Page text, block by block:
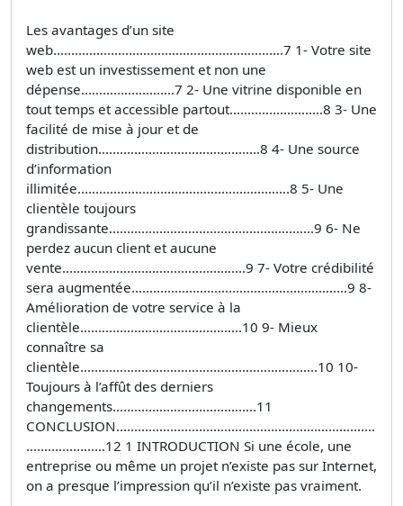
Les avantages d’un site
web................................................................7 1- Votre site
web est un investissement et non une
dépense..........................7 2- Une vitrine disponible en
tout temps et accessible partout..........................8 3- Une
facilité de mise à jour et de
distribution.............................................8 4- Une source
d’information
illimitée...........................................................8 5- Une
clientèle toujours
grandissante.........................................................9 6- Ne
perdez aucun client et aucune
vente...................................................9 7- Votre crédibilité
sera augmentée............................................................9 8-
Amélioration de votre service à la
clientèle.............................................10 9- Mieux
connaître sa
clientèle..................................................................10 10-
Toujours à l’affût des derniers
changements........................................11
CONCLUSION........................................................................
......................12 1 INTRODUCTION Si une école, une
entreprise ou même un projet n’existe pas sur Internet,
on a presque l’impression qu’il n’existe pas vraiment.